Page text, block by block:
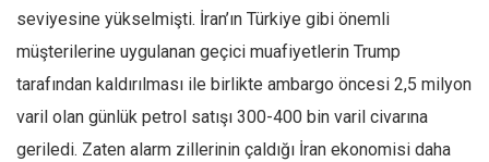
seviyesine yükselmişti. İran’ın Türkiye gibi önemli
müşterilerine uygulanan geçici muafiyetlerin Trump
tarafından kaldırılması ile birlikte ambargo öncesi 2,5 milyon
varil olan günlük petrol satışı 300-400 bin varil civarına
geriledi. Zaten alarm zillerinin çaldığı İran ekonomisi daha